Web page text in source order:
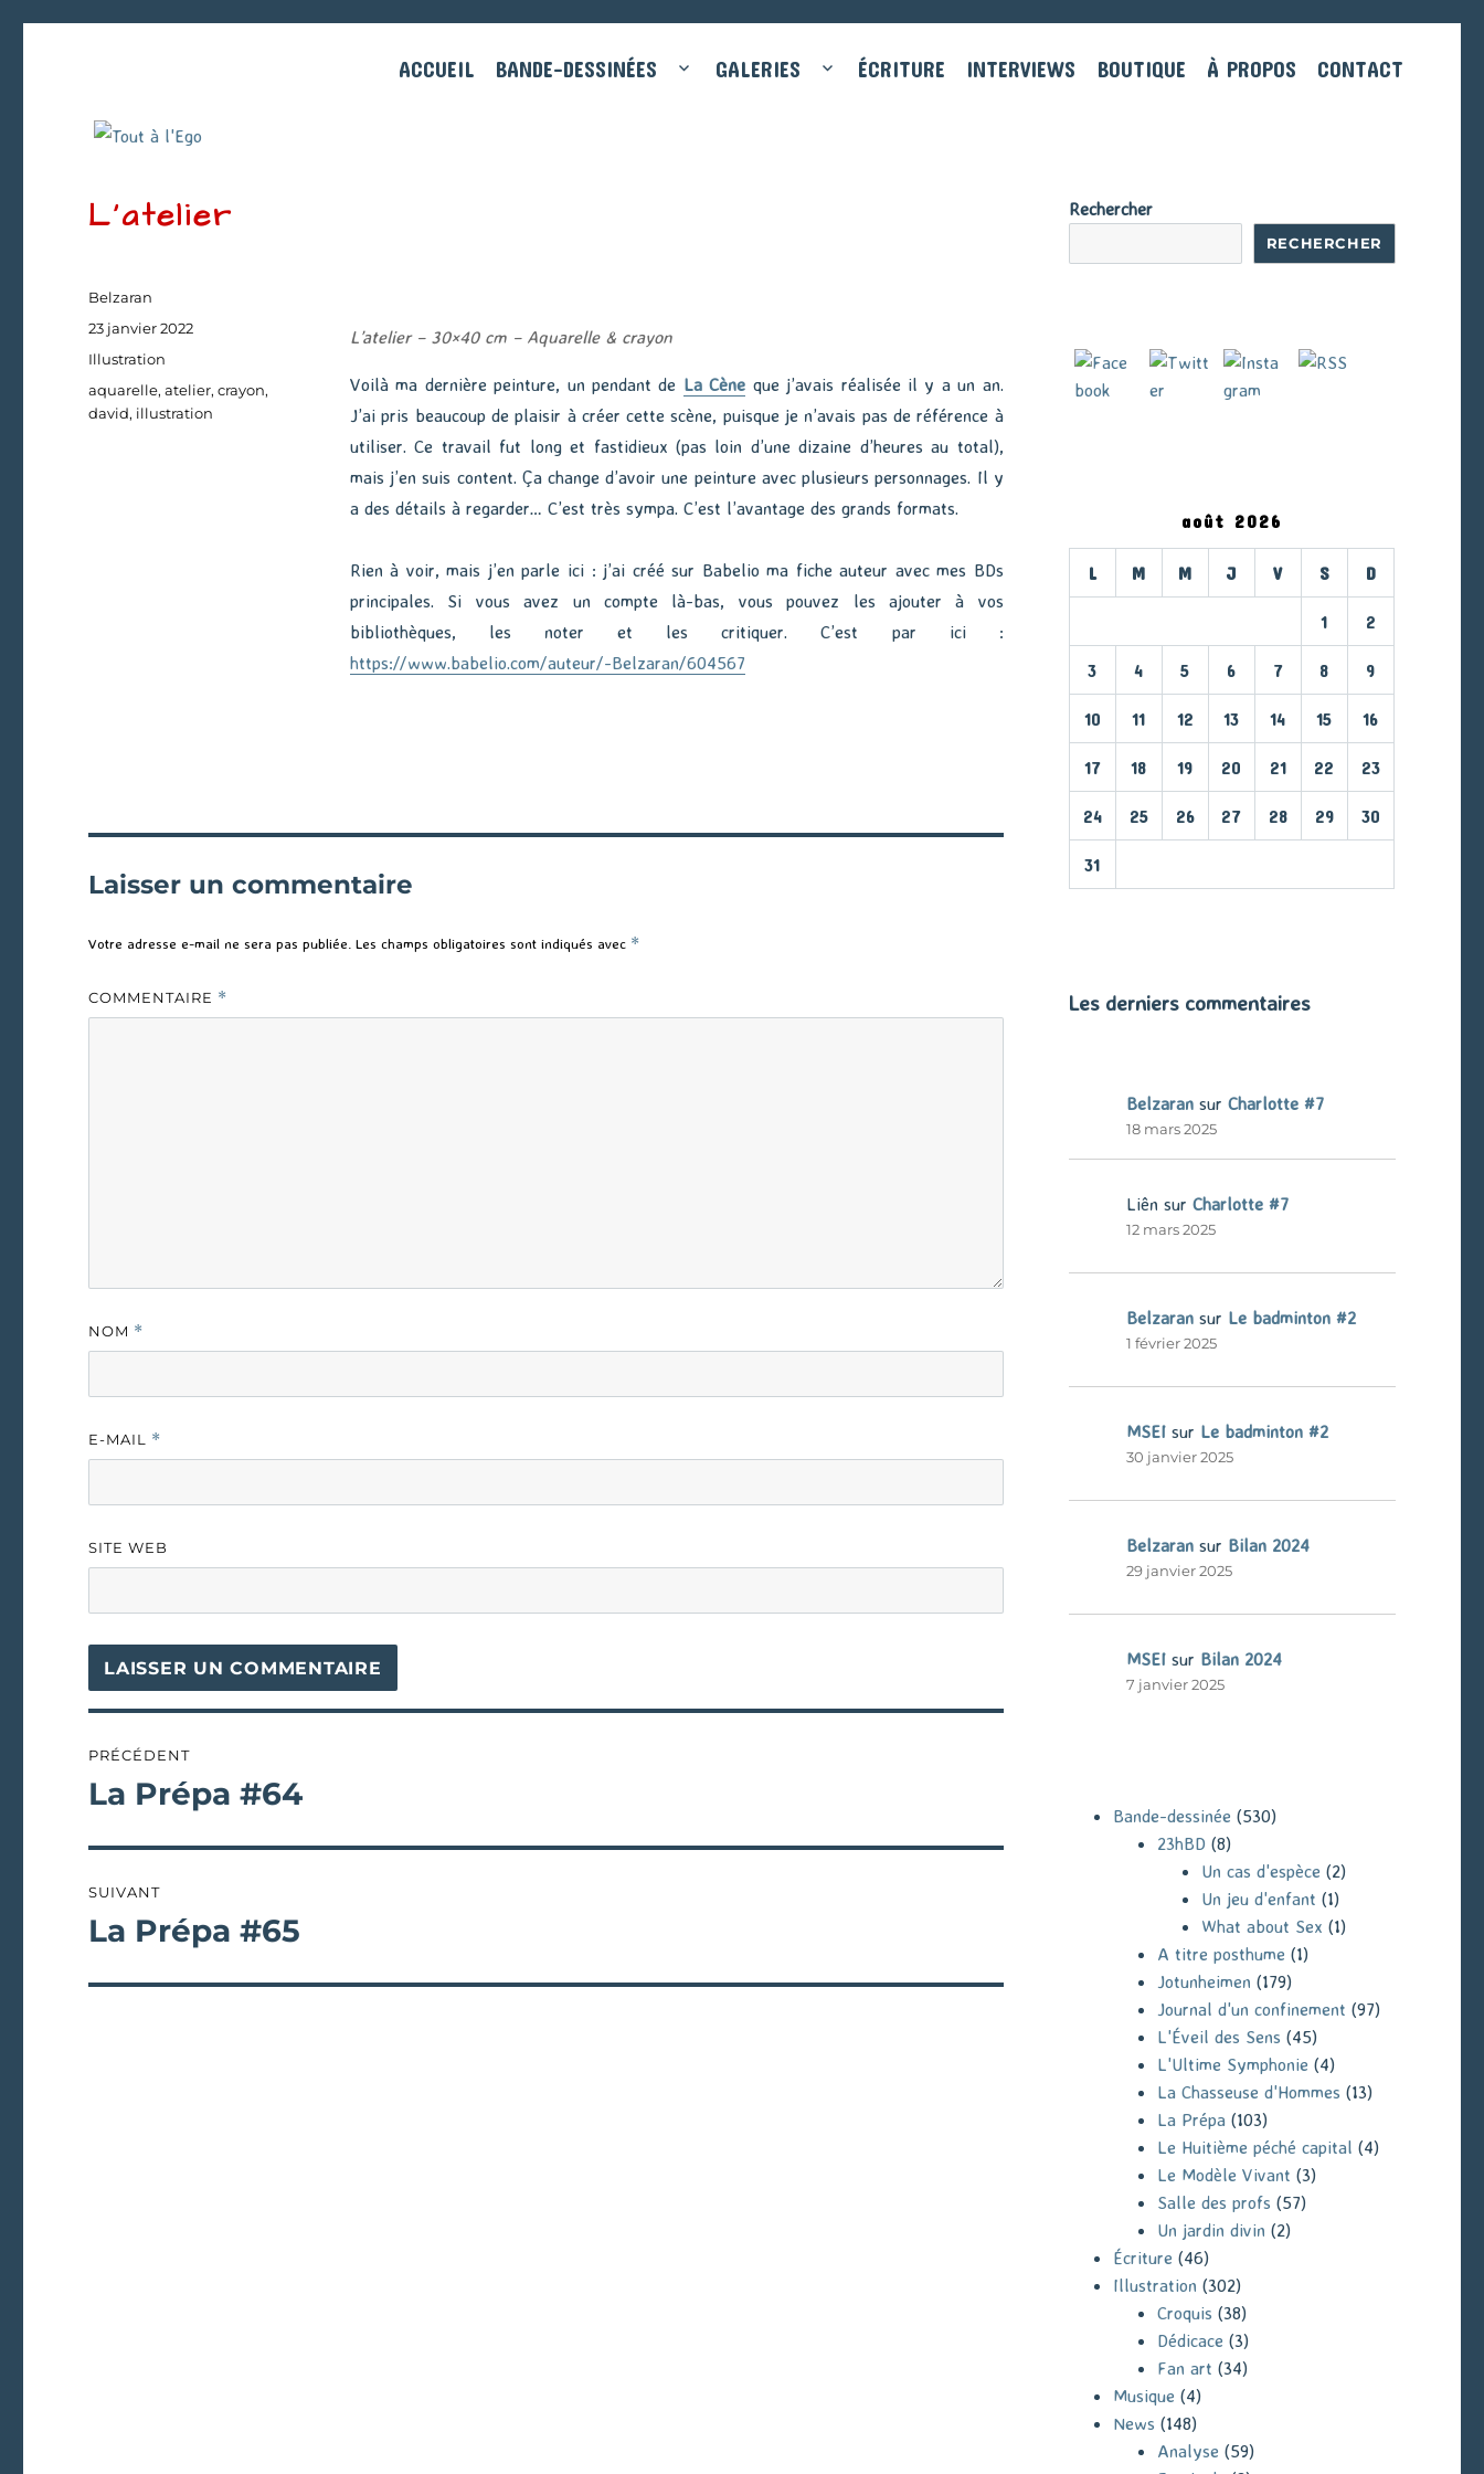
ACCUEIL BANDE-DESSINÉES GALERIES ÉCRITURE INTERVIEWS BOUTIQUE À PROPOS CONTACT
L’atelier
L’atelier – 30×40 cm – Aquarelle & crayon
Voilà ma dernière peinture, un pendant de La Cène que j’avais réalisée il y a un an.
J’ai pris beaucoup de plaisir à créer cette scène, puisque je n’avais pas de référence à
utiliser. Ce travail fut long et fastidieux (pas loin d’une dizaine d’heures au total),
mais j’en suis content. Ça change d’avoir une peinture avec plusieurs personnages. Il y
a des détails à regarder… C’est très sympa. C’est l’avantage des grands formats.
Rien à voir, mais j’en parle ici : j’ai créé sur Babelio ma fiche auteur avec mes BDs
principales. Si vous avez un compte là-bas, vous pouvez les ajouter à vos
bibliothèques, les noter et les critiquer. C’est par ici :
https://www.babelio.com/auteur/-Belzaran/604567
Auteur
Belzaran
Publié
le
23 janvier 2022
Catégories
Illustration
Étiquettes
aquarelle,atelier,crayon,
david, illustration
Laisser un commentaire
Votre adresse e-mail ne sera pas publiée. Les champs obligatoires sont indiqués avec *
COMMENTAIRE *
NOM *
E-MAIL *
SITE WEB
de
PRÉCÉDENT
Publication
La Prépa #64
SUIVANT
Publication
La Prépa #65
Rechercher
RECHERCHER
août 2026
L M M J V S D
1 2
3 4 5 6 7 8 9
10 11 12 13 14 15 16
17 18 19 20 21 22 23
24 25 26 27 28 29 30
31
Les derniers commentaires
Belzaransur Charlotte #7
18 mars 2025
Liên sur Charlotte #7
12 mars 2025
Belzaransur Le badminton #2
1 février 2025
MSEIsur Le badminton #2
30 janvier 2025
Belzaransur Bilan 2024
29 janvier 2025
MSEIsur Bilan 2024
7 janvier 2025
Bande-dessinée (530)
23hBD (8)
Un cas d'espèce (2)
Un jeu d'enfant (1)
What about Sex (1)
A titre posthume (1)
Jotunheimen (179)
Journal d'un confinement (97)
L'Éveil des Sens (45)
L'Ultime Symphonie (4)
La Chasseuse d'Hommes (13)
La Prépa(103)
Le Huitième péché capital (4)
Le Modèle Vivant (3)
Salle des profs (57)
Un jardin divin (2)
Écriture (46)
Illustration (302)
Croquis (38)
Dédicace (3)
Fan art (34)
Musique (4)
News (148)
Analyse (59)